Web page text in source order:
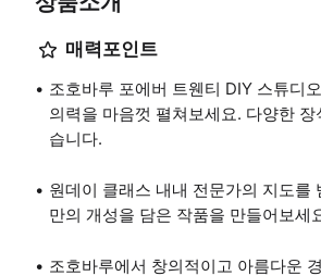
매력포인트
조호바루 포에버 트웬티 DIY 스튜디
의력을 마음껏 펼쳐보세요. 다양한
습니다.
원데이 클래스 내내 전문가의 지도
만의 개성을 담은 작품을 만들어보세
조호바루에서 창의적이고 아름다운